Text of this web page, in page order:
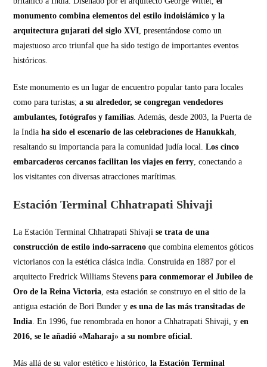
monumento combina elementos del estilo indoislámico y la
arquitectura gujarati del siglo XVI, presentándose como un
majestuoso arco triunfal que ha sido testigo de importantes eventos
históricos.
Este monumento es un lugar de encuentro popular tanto para locales
como para turistas; a su alrededor, se congregan vendedores
ambulantes, fotógrafos y familias. Además, desde 2003, la Puerta de
la Indiaha sido el escenario de las celebraciones de Hanukkah,
resaltando su importancia para la comunidad judía local.Los cinco
embarcaderos cercanos facilitan los viajes en ferry, conectando a
los visitantes con diversas atracciones marítimas.
Estación Terminal Chhatrapati Shivaji
La Estación Terminal Chhatrapati Shivajise trata de una
construcción de estilo indo-sarracenoque combina elementos góticos
victorianos con la estética clásica india. Construida en 1887 por el
arquitecto Fredrick Williams Stevenspara conmemorar el Jubileo de
Oro de la Reina Victoria, esta estación se construyo en el sitio de la
antigua estación de Bori Bunder yes una de las más transitadas de
India. En 1996, fue renombrada en honor a Chhatrapati Shivaji, yen
2016, se le añadió «Maharaj» a su nombre oficial.
Más allá de su valor estético e histórico,la Estación Terminal